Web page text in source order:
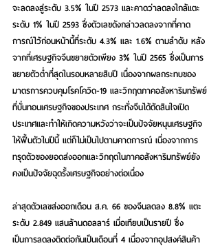
จะลดลงสู่ระดับ 3.5% ในปี 2573 และคาดว่าลดลงใกล้แตะ
ระดับ 1% ในปี 2593 ซึ่งตัวเลขดังกล่าวลดลงจากที่คาด
การณ์ไว้ก่อนหน้านี้ที่ระดับ 4.3% และ 1.6% ตามลำดับ หลัง
จากที่เศรษฐกิจจีนขยายตัวเพียง 3% ในปี 2565 ซึ่งเป็นการ
ขยายตัวต่ำที่สุดในรอบหลายสิบปี เนื่องจากผลกระทบของ
มาตรการควบคุมโรคโควิด-19 และวิกฤตภาคอสังหาริมทรัพย์
ที่บั่นทอนเศรษฐกิจของประเทศ กระทั่งจีนได้ตัดสินใจเปิด
ประเทศและทำให้เกิดความหวังว่าจะเป็นปัจจัยหนุนเศรษฐกิจ
ให้ฟื้นตัวในปีนี้ แต่ก็ไม่เป็นไปตามคาดการณ์ เนื่องจากการ
ทรุดตัวของยอดส่งออกและวิกฤตในภาคอสังหาริมทรัพย์ยัง
คงเป็นปัจจัยฉุดรั้งเศรษฐกิจอย่างต่อเนื่อง
ล่าสุดตัวเลขส่งออกเดือน ส.ค. 66 ของจีนลดลง 8.8% แตะ
ระดับ 2.849 แสนล้านดอลลาร์ เมื่อเทียบเป็นรายปี ซึ่ง
เป็นการลดลงติดต่อกันเป็นเดือนที่ 4 เนื่องจากอุปสงค์สินค้า